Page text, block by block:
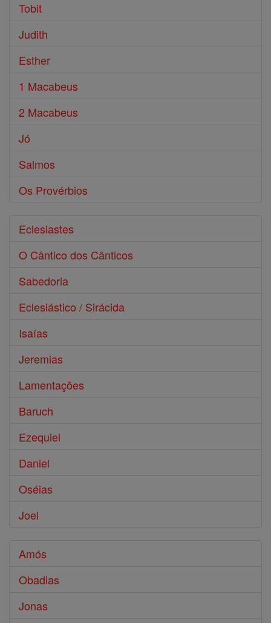
Tobit
Judith
Esther
1 Macabeus
2 Macabeus
Jó
Salmos
Os Provérbios
Eclesiastes
O Cântico dos Cânticos
Sabedoria
Eclesiástico / Sirácida
Isaías
Jeremias
Lamentações
Baruch
Ezequiel
Daniel
Oséias
Joel
Amós
Obadias
Jonas